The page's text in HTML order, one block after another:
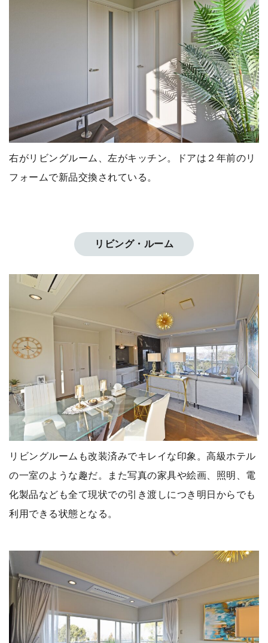
右がリビングルーム、左がキッチン。ドアは２年前のリ
フォームで新品交換されている。
リビング・ルーム
リビングルームも改装済みでキレイな印象。高級ホテル
の一室のような趣だ。また写真の家具や絵画、照明、電
化製品なども全て現状での引き渡しにつき明日からでも
利用できる状態となる。